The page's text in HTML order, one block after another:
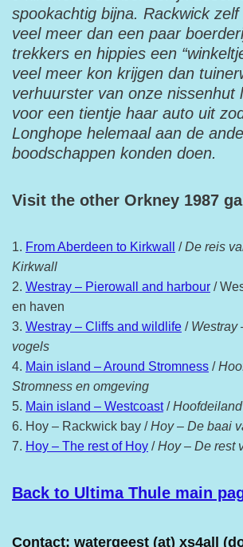
spookachtig bijna. Rackwick
veel meer dan een paar
trekkers en hippies een
veel meer kon krijgen dan
verhuurster van onze nissenhut
voor een tientje haar auto uit
Longhope helemaal aan de
boodschappen konden doen.
Visit the other Orkney 1987
1. From Aberdeen to Kirkwall /De reis
Kirkwall
2. Westray – Pierowall and harbour /
en haven
3. Westray – Cliffs and wildlife / Westray
vogels
4. Main island – Around Stromness /
Stromness en omgeving
5. Main island – Westcoast/
6. Hoy – Rackwick bay /Hoy – De baai
7. Hoy – The rest of Hoy /Hoy – De rest
Back to Ultima Thule main
Contact: watergeest (at) xs4all